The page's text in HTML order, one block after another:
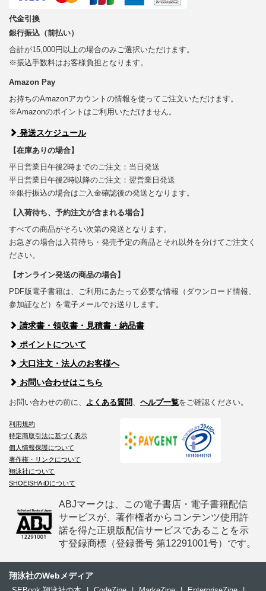
代金引換
銀行振込（前払い）
合計が15,000円以上の場合のみご選択いただけます。
※振込手数料はお客様負担となります。
Amazon Pay
お持ちのAmazonアカウントの情報を使ってご注文いただけます。
※Amazonのポイントはご利用いただけません。
発送スケジュール
【在庫ありの場合】
平日営業日午後2時までのご注文：当日発送
平日営業日午後2時以降のご注文：翌営業日発送
※銀行振込の場合はご入金確認後の発送となります。
【入荷待ち、予約注文が含まれる場合】
すべての商品がそろい次第の発送となります。
お急ぎの場合は入荷待ち・発売予定の商品とそれ以外を分けてご注文く
ださい。
【オンライン発送の商品の場合】
PDF版電子書籍は、ご利用にあたって必要な情報（ダウンロード情報、
参加証など）を電子メールでお送りします。
請求書・領収書・見積書・納品書
ポイントについて
大口注文・法人のお客様へ
お問い合わせはこちら
お問い合わせの前に、 よくある質問 ヘルプ一覧をご確認ください。
利用規約
特定商取引法に基づく表示
個人情報保護について
著作権・リンクについて
翔泳社について
SHOEISHA iDについて
ABJマークは、この電子書店・電子書籍配信
サービスが、著作権者からコンテンツ使用許
諾を得た正規版配信サービスであることを示
す登録商標（登録番号 第12291001号）です。
翔泳社のWebメディア